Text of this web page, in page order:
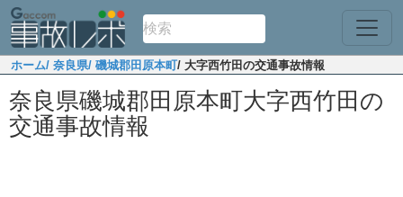
ホーム/ 奈良県/ 磯城郡田原本町/ 大字西竹田の交通事故情報
奈良県磯城郡田原本町大字西竹田の
交通事故情報